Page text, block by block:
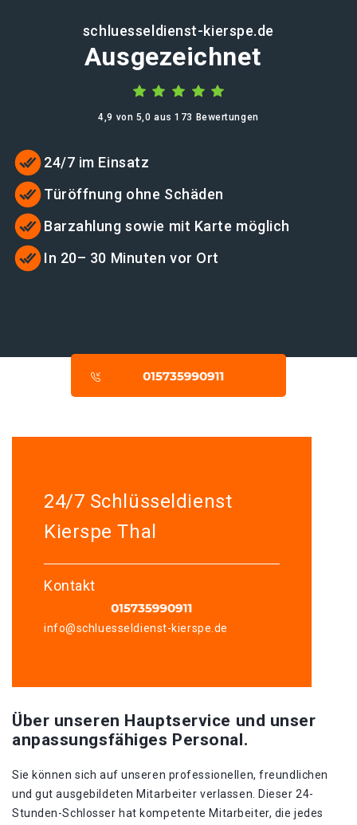
schluesseldienst-kierspe.de
Ausgezeichnet
4,9 von 5,0 aus 173 Bewertungen
24/7 im Einsatz
Türöffnung ohne Schäden
Barzahlung sowie mit Karte möglich
In 20– 30 Minuten vor Ort
24/7 Schlüsseldienst
Kierspe Thal
Kontakt
info@schluesseldienst-kierspe.de
Über unseren Hauptservice und unser
anpassungsfähiges Personal.
Sie können sich auf unseren professionellen, freundlichen
und gut ausgebildeten Mitarbeiter verlassen. Dieser 24-
Stunden-Schlosser hat kompetente Mitarbeiter, die jedes